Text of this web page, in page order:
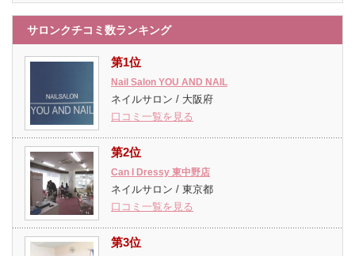
サロンクチコミ数ランキング
第1位
Nail Salon YOU AND NAIL
ネイルサロン / 大阪府
口コミ一覧を見る
第2位
Can I Dressy 東中野店
ネイルサロン / 東京都
口コミ一覧を見る
第3位